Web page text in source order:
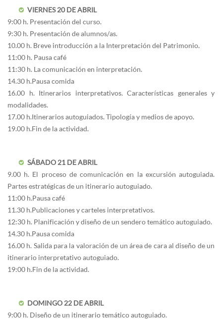
VIERNES 20 DE ABRIL
9:00 h. Presentación del curso.
9:30 h. Presentación de alumnos/as.
10.00 h. Breve introducción a la Interpretación del Patrimonio.
11:00 h. Pausa café
11:30 h. La comunicación en interpretación.
14.30 h. Pausa comida
16.00 h. Itinerarios interpretativos. Características generales y
modalidades.
17.00 h. Itinerarios autoguiados. Tipología y medios de apoyo.
19.00 h. Fin de la actividad.
SÁBADO 21 DE ABRIL
9.00 h. El proceso de comunicación en la excursión autoguiada.
Partes estratégicas de un itinerario autoguiado.
11:00 h. Pausa café
11.30 h. Publicaciones y carteles interpretativos.
12:30 h. Planificación y diseño de un sendero temático autoguiado.
14.30 h. Pausa comida
16.00 h. Salida para la valoración de un área de cara al diseño de un
itinerario interpretativo autoguiado.
19:00 h. Fin de la actividad.
DOMINGO 22 DE ABRIL
9:00 h. Diseño de un itinerario temático autoguiado.